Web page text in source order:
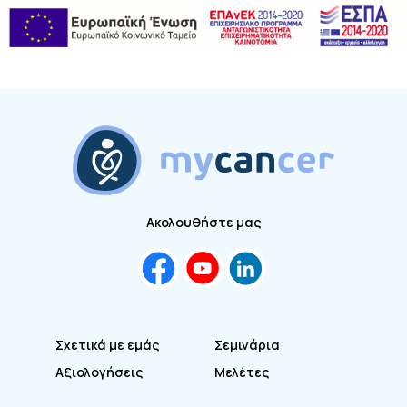
Σχετικά με εμάς
Αξιολογήσεις
Σεμινάρια
Μελέτες
Ακολουθήστε μας